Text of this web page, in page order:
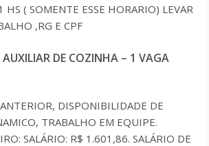
HS ( SOMENTE ESSE HORARIO) LEVAR
,RG E CPF
DE COZINHA – 1 VAGA
DISPONIBILIDADE DE
TRABALHO EM EQUIPE.
SALÁRIO: R$ 1.601,86. SALÁRIO DE